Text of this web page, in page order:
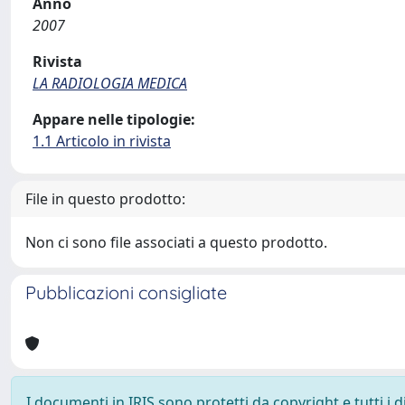
2007
Rivista
LA RADIOLOGIA MEDICA
Appare nelle tipologie:
1.1 Articolo in rivista
File in questo prodotto:
Non ci sono file associati a questo prodotto.
Pubblicazioni consigliate